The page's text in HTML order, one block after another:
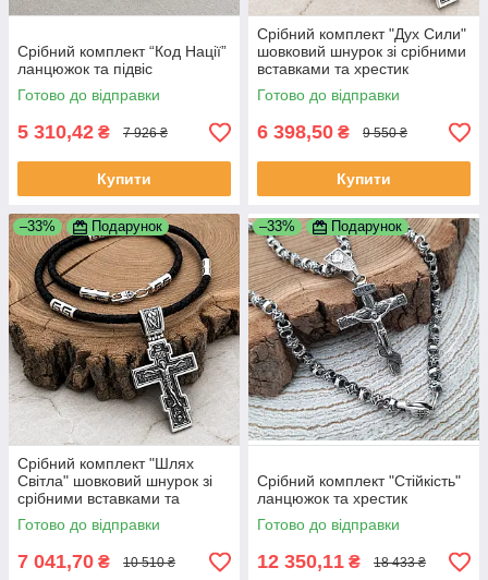
Срібний комплект “Код Нації”
ланцюжок та підвіс
Готово до відправки
5 310,42 ₴ 7 926 ₴
Купити
Срібний комплект "Дух Сили"
шовковий шнурок зі срібними
вставками та хрестик
Готово до відправки
6 398,50 ₴ 9 550 ₴
Купити
–33% Подарунок
Срібний комплект "Шлях
Світла" шовковий шнурок зі
срібними вставками та
хрестик
Готово до відправки
7 041,70 ₴ 10 510 ₴
–33% Подарунок
Срібний комплект "Стійкість"
ланцюжок та хрестик
Готово до відправки
12 350,11 ₴ 18 433 ₴